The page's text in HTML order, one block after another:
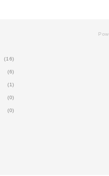
(16)
(6)
(1)
(0)
(0)